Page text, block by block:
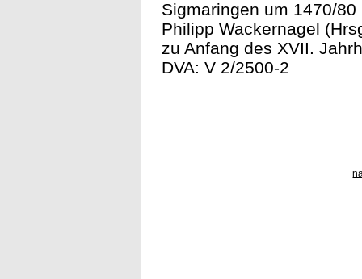
Sigmaringen um 1470/
Philipp Wackernagel
zu Anfang des XVII.
DVA: V 2/2500-2